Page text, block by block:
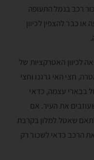
רכב בנמל התעופה
כבר להצפין לכיוון
לכיוון האטרקציות של
חצי האי גרגנו וחצי
בבארי עצמה, כדאי
את העיר. אם
שאטל למלון בקרבת
הרכב כדאי לשכור רק